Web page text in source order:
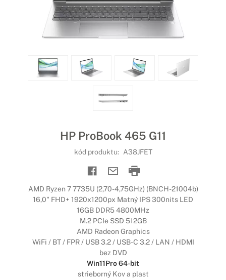
HP ProBook 465 G11
kód produktu: A38JFET
AMD Ryzen 7 7735U (2,70-4,75GHz) (BNCH-21004b)
16,0" FHD+ 1920x1200px Matný IPS 300nits LED
16GB DDR5 4800MHz
M.2 PCIe SSD 512GB
AMD Radeon Graphics
WiFi / BT / FPR / USB 3.2 / USB-C 3.2 / LAN / HDMI
bez DVD
Win11Pro 64-bit
strieborný Kov a plast